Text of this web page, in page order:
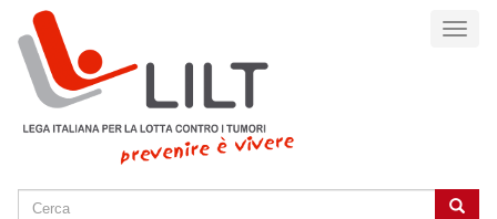
contenuto
principale
SEARCH Cerca